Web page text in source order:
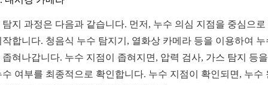
탐지 과정은 다음과 같습니다. 먼저, 누수 의심 지점을 중심으로
작합니다. 청음식 누수 탐지기, 열화상 카메라 등을 이용하여 누
좁혀나갑니다. 누수 지점이 좁혀지면, 압력 검사, 가스 탐지 등
수 여부를 최종적으로 확인합니다. 누수 지점이 확인되면, 누수